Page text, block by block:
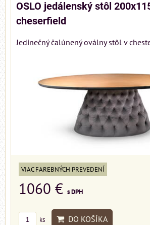
OSLO jedálenský stôl
cheserfield
Jedinečný čalúnený oválny stôl v
VIAC FAREBNÝCH PREVEDENÍ
1060 € s DPH
ks DO KOŠÍKA